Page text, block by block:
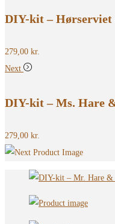
DIY-kit – Hørserviet
279,00 kr.
Next
DIY-kit – Ms. Hare
279,00 kr.